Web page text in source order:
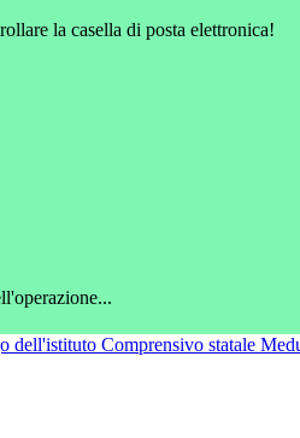
la casella di posta elettronica!